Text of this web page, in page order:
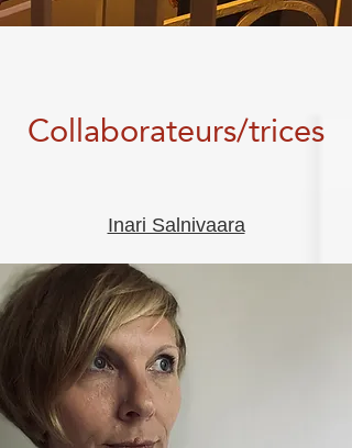
Collaborateurs/trices
Inari Salnivaara